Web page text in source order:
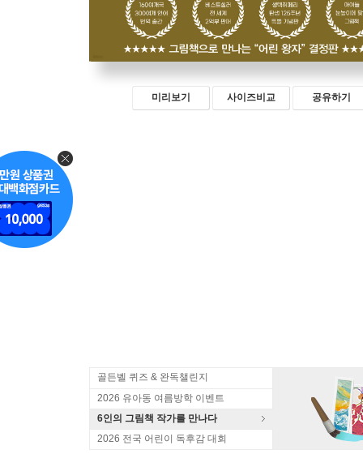
미리보기 사이즈비교 공유하기
골든벨 퀴즈 & 완독챌린지
2026 유아동 여름방학 이벤트
6인의 그림책 작가를 만나다
2026 전국 어린이 독후감 대회